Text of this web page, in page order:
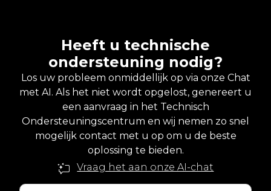
Heeft u technische
ondersteuning nodig?
Los uw probleem onmiddellijk op via onze Chat
met AI. Als het niet wordt opgelost, genereert u
een aanvraag in het Technisch
Ondersteuningscentrum en wij nemen zo snel
mogelijk contact met u op om u de beste
oplossing te bieden.
Vraag het aan onze AI-chat